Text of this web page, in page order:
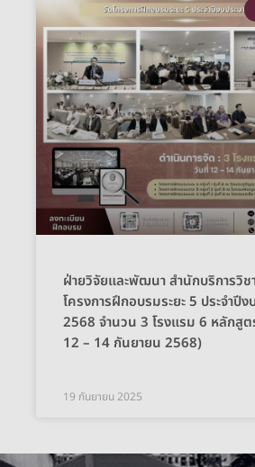
ฝ่ายวิจัยและพัฒนา สำนักบริการวิช
โครงการฝึกอบรมระยะ 5 ประจำปี
2568 จำนวน 3 โรงแรม 6 หลักสู
12 – 14 กันยายน 2568)
19 กันยายน 2025